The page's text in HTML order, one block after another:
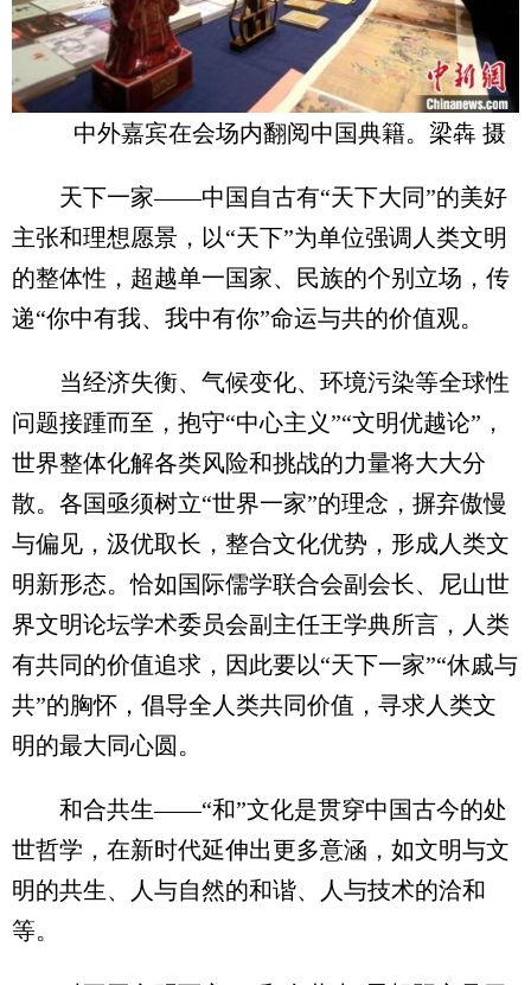
中外嘉宾在会场内翻阅中国典籍。梁犇 摄
天下一家——中国自古有“天下大同”的美好
主张和理想愿景，以“天下”为单位强调人类文明
的整体性，超越单一国家、民族的个别立场，传
递“你中有我、我中有你”命运与共的价值观。
当经济失衡、气候变化、环境污染等全球性
问题接踵而至，抱守“中心主义”“文明优越论”，
世界整体化解各类风险和挑战的力量将大大分
散。各国亟须树立“世界一家”的理念，摒弃傲慢
与偏见，汲优取长，整合文化优势，形成人类文
明新形态。恰如国际儒学联合会副会长、尼山世
界文明论坛学术委员会副主任王学典所言，人类
有共同的价值追求，因此要以“天下一家”“休戚与
共”的胸怀，倡导全人类共同价值，寻求人类文
明的最大同心圆。
和合共生——“和”文化是贯穿中国古今的处
世哲学，在新时代延伸出更多意涵，如文明与文
明的共生、人与自然的和谐、人与技术的洽和
等。